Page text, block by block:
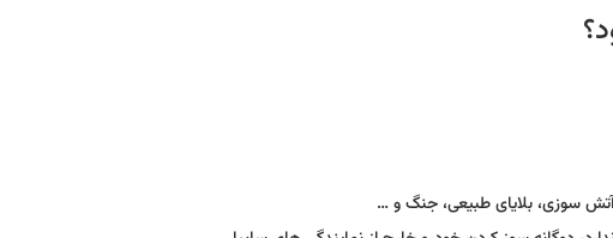
سوزی، بلایای طبیعی، جنگ و …